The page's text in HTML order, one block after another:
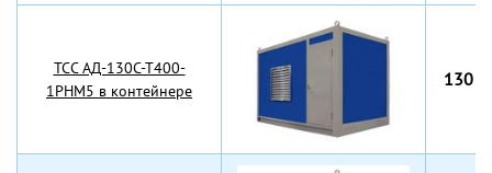
TCC АД-130С-Т400-
1РНМ5 в контейнере
130